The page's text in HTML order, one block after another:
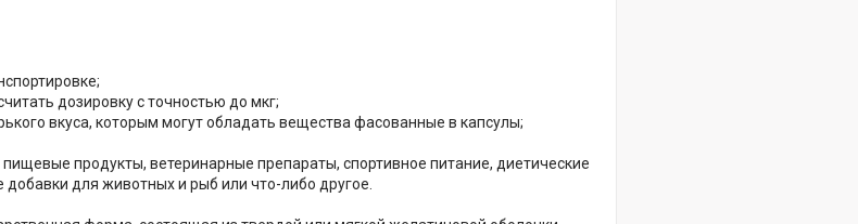
дозировку с точностью до мкг;
вкуса, которым могут обладать вещества фасованные в капсулы;
продукты, ветеринарные препараты, спортивное питание, диетические
для животных и рыб или что-либо другое.